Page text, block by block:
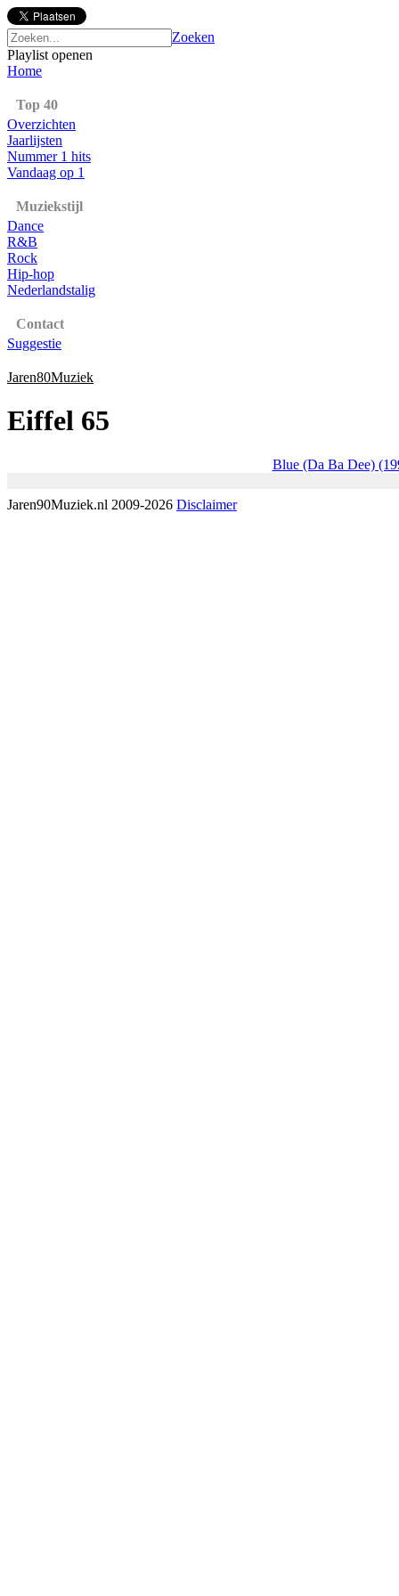
Zoeken
Playlist openen
Home
Top 40
Overzichten
Jaarlijsten
Nummer 1 hits
Vandaag op 1
Muziekstijl
Dance
R&B
Rock
Hip-hop
Nederlandstalig
Contact
Suggestie
Jaren80Muziek
Eiffel 65
Blue (Da Ba Dee)
Jaren90Muziek.nl 2009-2026 Disclaimer